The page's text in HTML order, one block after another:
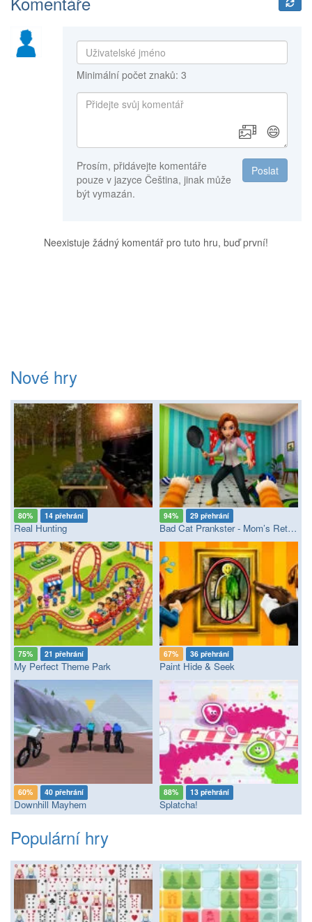
Minimální počet znaků: 3
😄
Poslat
Prosím, přidávejte komentáře
pouze v jazyce Čeština, jinak může
být vymazán.
Neexistuje žádný komentář pro tuto hru, buď první!
Nové hry
80% 14 přehrání
Real Hunting
94% 29 přehrání
Bad Cat Prankster - Mom’s Return
75% 21 přehrání
My Perfect Theme Park
67% 36 přehrání
Paint Hide & Seek
60% 40 přehrání
Downhill Mayhem
88% 13 přehrání
Splatcha!
Populární hry